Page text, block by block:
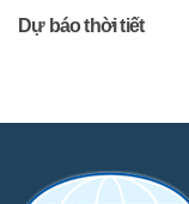
Dự báo thời tiết